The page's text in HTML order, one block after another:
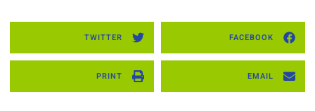
FACEBOOK
TWITTER
EMAIL
PRINT